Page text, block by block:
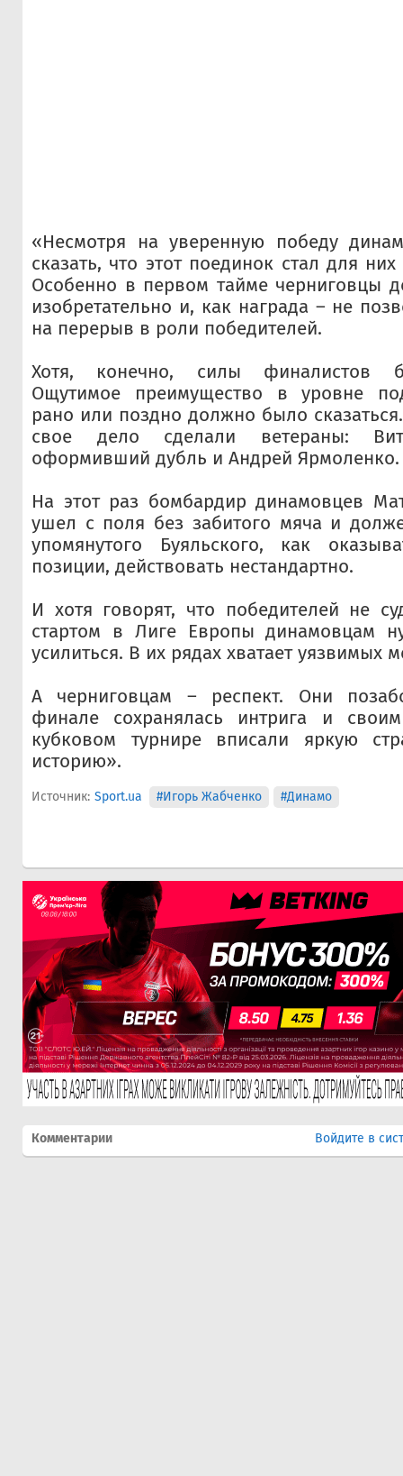
«Несмотря на уверенную победу
сказать, что этот поединок стал для
Особенно в первом тайме черниговцы
изобретательно и, как награда – не
на перерыв в роли победителей.
Хотя, конечно, силы финалистов
Ощутимое преимущество в уровне
рано или поздно должно было
свое дело сделали ветераны:
оформивший дубль и Андрей Ярмоленко.
На этот раз бомбардир динамовцев
ушел с поля без забитого мяча и
упомянутого Буяльского, как
позиции, действовать нестандартно.
И хотя говорят, что победителей не
стартом в Лиге Европы динамовцам
усилиться. В их рядах хватает уязвимых
А черниговцам – респект. Они
финале сохранялась интрига и
кубковом турнире вписали яркую
историю».
Источник: Sport.ua #Игорь Жабченко #Динамо
Комментарии Войдите в